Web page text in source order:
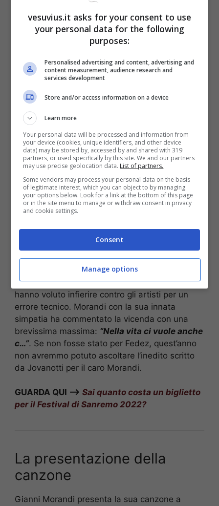
scorso anno con Fedez
futuro lascerei anche la libertà di far sentire 15
secondi prima del Festival, non di più altrimenti
si capisce il senso della canzone”
LEGGI ANCHE –>Chi L’ha Visto, caso Covid in
redazione: salta la puntata
Lo scorso anno, infatti, fu Fedez a far ascoltare
Chiamami per nome
presentato insieme a Francesca Michielin) in
Instagrampoi subito rimossa.
Insomma, la Rai e la Direzione artistica non
hanno voluto infierire contro gli artisti per un
errore tecnico. Morandi con la sua innata
simpatia ha commentato la vicenda con una
brevissima massima: “Nella vita ci vuole anche
c…”. Se non fosse stato per Fedez, quest’anno
non avremmo potuto ascoltare l’inedito scritto
da Jovanotti per il caro Morandi.
GUARDA QUI –> Sai quanto costa un biglietto
per il Festival di Sanremo 2022?
La presentazione della
canzone
Gianni Morandi presenta la sua canzone a
vesuvius.it asks for your consent to use
your personal data for the following
purposes:
Personalised advertising and content, advertising and
content measurement, audience research and
services development
Store and/or access information on a device
Learn more
Your personal data will be processed and information from
your device (cookies, unique identifiers, and other device
data) may be stored by, accessed by and shared with 319
partners, or used specifically by this site. We and our partners
may use precise geolocation data. List of partners.
Some vendors may process your personal data on the basis
of legitimate interest, which you can object to by managing
your options below. Look for a link at the bottom of this page
or in the site menu to manage or withdraw consent in privacy
and cookie settings.
Consent
Manage options